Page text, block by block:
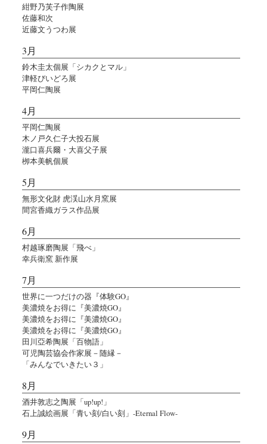
紺野乃芙子作陶展
佐藤和次
近藤文うつわ展
3月
鈴木圭太個展「シカクとマル」
津軽びいどろ展
平岡仁陶展
4月
平岡仁陶展
木ノ戸久仁子大投石展
瀧口喜兵爾・大喜父子展
栁本美帆個展
5月
無形文化財 虎渓山水月窯展
間宮香織ガラス作品展
6月
村越琢磨陶展「飛べ」
幸兵衛窯 新作展
7月
世界に一つだけの器『体験GO』
美濃焼をお得に『美濃焼GO』
美濃焼をお得に『美濃焼GO』
美濃焼をお得に『美濃焼GO』
田川亞希陶展「百物語」
可児陶芸協会作家展－随縁－
「みんなでいきたい３」
8月
酒井敦志之陶展「up!up!」
石上誠絵画展「青い刻/白い刻」-Eternal Flow-
9月